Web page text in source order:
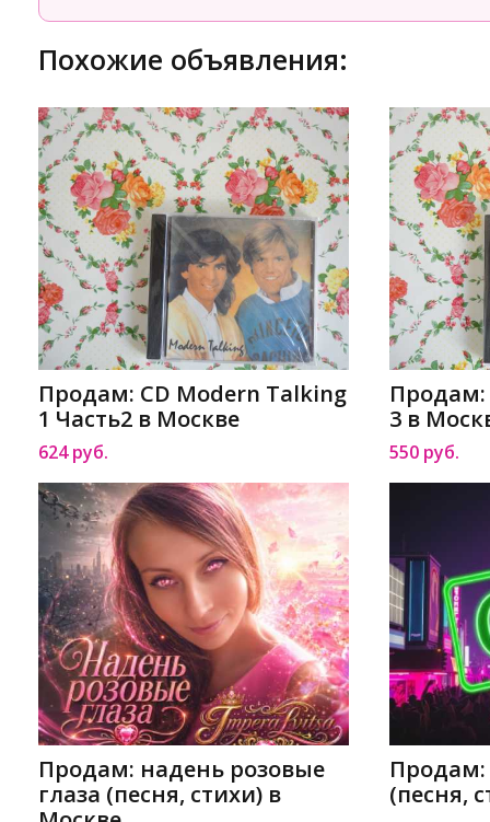
Похожие объявления:
Продам: CD Modern Talking
1 Часть2 в Москве
624 руб.
Продам:
3 в
550 руб.
Продам: надень розовые
глаза (песня, стихи) в
(песня,